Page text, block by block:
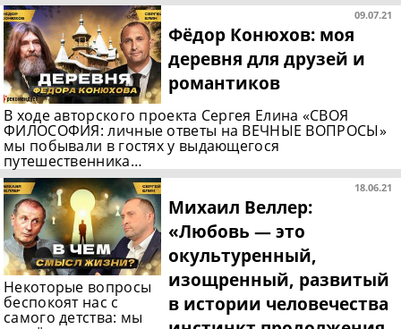
09.07.21
Фёдор Конюхов: моя
деревня для друзей и
романтиков
В ходе авторского проекта Сергея Елина «СВОЯ
ФИЛОСОФИЯ: личные ответы на ВЕЧНЫЕ ВОПРОСЫ»
мы побывали в гостях у выдающегося
путешественника…
18.06.21
Михаил Веллер:
«Любовь — это
окультуренный,
изощренный, развитый
в истории человечества
Некоторые вопросы
беспокоят нас с
самого детства: мы